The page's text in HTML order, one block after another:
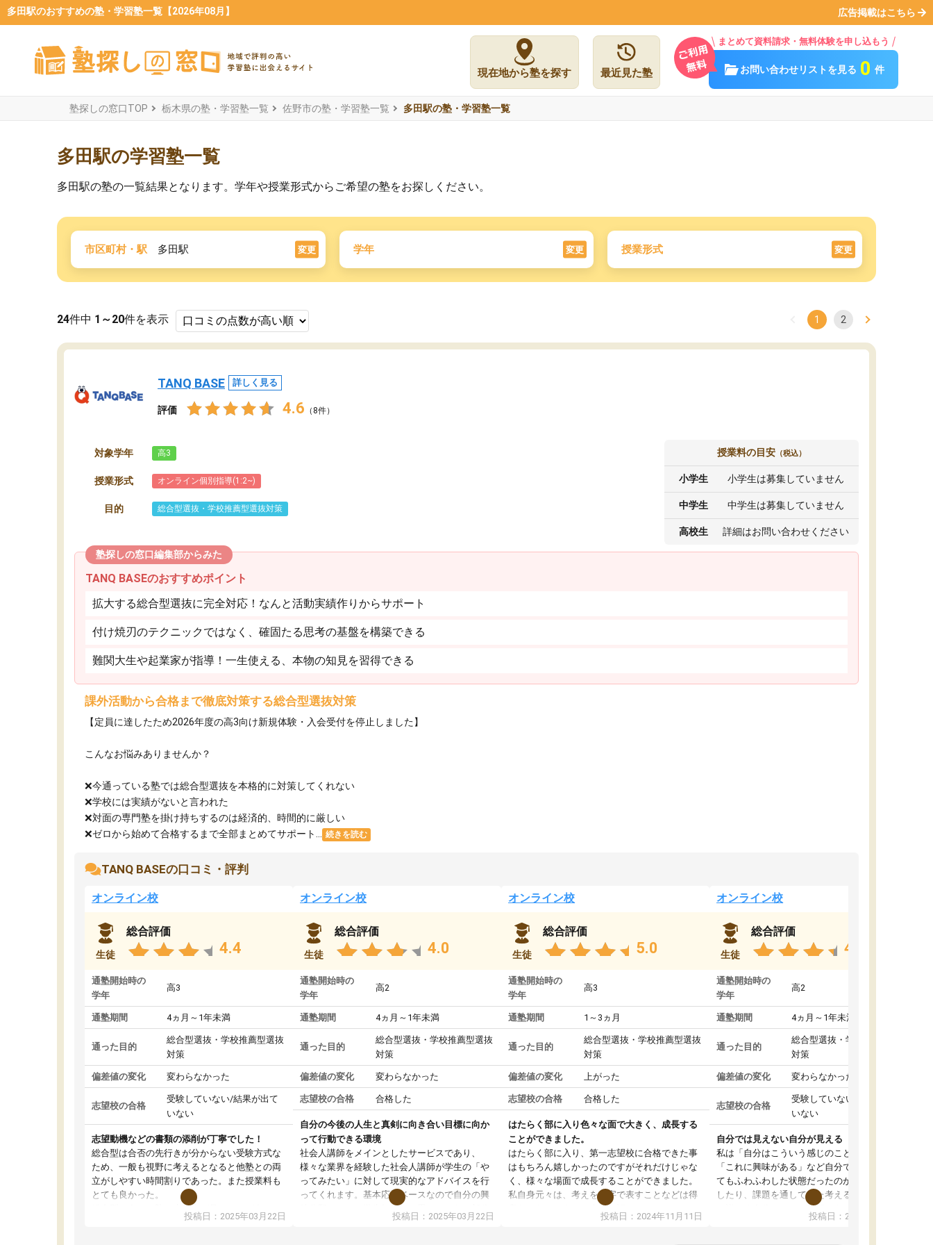
多田駅のおすすめの塾・学習塾一覧【2026年08月】 広告掲載はこちら
現在地から塾を探す 最近見た塾
まとめて資料請求・無料体験を申し込もう
お問い合わせリストを見る 0 件
塾探しの窓口TOP 栃木県の塾・学習塾一覧 佐野市の塾・学習塾一覧 多田駅の塾・学習塾一覧
多田駅の学習塾一覧
多田駅の塾の一覧結果となります。学年や授業形式からご希望の塾をお探しください。
市区町村・駅 多田駅 変更 学年 変更 授業形式 変更
24件中 1～20件を表示 1 2
TANQ BASE 詳しく見る
評価 4.6 （8件）
対象学年 高3
授業形式 オンライン個別指導(1:2~)
目的 総合型選抜・学校推薦型選抜対策
授業料の目安 （税込）
小学生 小学生は募集していません
中学生 中学生は募集していません
高校生 詳細はお問い合わせください
塾探しの窓口編集部からみた
TANQ BASEのおすすめポイント
拡大する総合型選抜に完全対応！なんと活動実績作りからサポート
付け焼刃のテクニックではなく、確固たる思考の基盤を構築できる
難関大生や起業家が指導！一生使える、本物の知見を習得できる
課外活動から合格まで徹底対策する総合型選抜対策
【定員に達したため2026年度の高3向け新規体験・入会受付を停止しました】
こんなお悩みありませんか？
❌今通っている塾では総合型選抜を本格的に対策してくれない
❌学校には実績がないと言われた
❌対面の専門塾を掛け持ちするのは経済的、時間的に厳しい
❌ゼロから始めて合格するまで全部まとめてサポート...
続きを読む
TANQ BASEの口コミ・評判
オンライン校
生徒
総合評価
4.4
通塾開始時の
学年
高3
通塾期間 4ヵ月～1年未満
通った目的
総合型選抜・学校推薦型選抜
対策
偏差値の変化 変わらなかった
志望校の合格
受験していない/結果が出て
いない
志望動機などの書類の添削が丁寧でした！
総合型は合否の先行きが分からない受験方式な
ため、一般も視野に考えるとなると他塾との両
立がしやすい時間割りであった。また授業料も
とても良かった。
総合型の多くの塾は大学生が見ることが多い
が、はたらく部総合型コースは大学生の目だけ
投稿日：2025年03月22日
オンライン校
生徒
総合評価
4.0
通塾開始時の
学年
高2
通塾期間 4ヵ月～1年未満
通った目的
総合型選抜・学校推薦型選抜
対策
偏差値の変化 変わらなかった
志望校の合格 合格した
自分の今後の人生と真剣に向き合い目標に向か
って行動できる環境
社会人講師をメインとしたサービスであり、
様々な業界を経験した社会人講師が学生の「や
ってみたい」に対して現実的なアドバイスを行
ってくれます。基本応援ベースなので自分の興
味分野について学生知識では思いつかない部分
まで深ぼる事が出来ます。
投稿日：2025年03月22日
オンライン校
生徒
総合評価
5.0
通塾開始時の
学年
高3
通塾期間 1～3ヵ月
通った目的
総合型選抜・学校推薦型選抜
対策
偏差値の変化 上がった
志望校の合格 合格した
はたらく部に入り色々な面で大きく、成長する
ことができました。
はたらく部に入り、第一志望校に合格できた事
はもちろん嬉しかったのですがそれだけじゃな
く、様々な場面で成長することができました。
私自身元々は、考えを文字で表すことなどは得
意だったのですが、人前で話すことやコミュニ
ケーションをとることが苦手でした。
投稿日：2024年11月11日
オンライン校
生徒
総合評価
4.8
通塾開始時の
学年
高2
通塾期間 4ヵ月～1年未満
通った目的
総合型選抜・学校推薦型選抜
対策
偏差値の変化 変わらなかった
志望校の合格
受験していない/結果が出て
いない
自分では見えない自分が見える
私は「自分はこういう感じのことがしたい」
「これに興味がある」など自分で自己分析をし
てもふわふわした状態だったのが、コーチと話
したり、課題を通してまた考えることで、もっ
と詳しく自分のことが理解できました。いつで
も質問できるので、そこも1つの魅力です。ま
投稿日：2024年10月31日